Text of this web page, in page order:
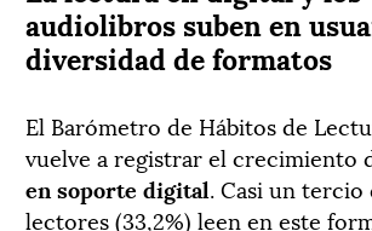
audiolibros suben en
diversidad de formatos
El Barómetro de Hábitos de
vuelve a registrar el crecimiento
en soporte digital. Casi un tercio
lectores (33,2%) leen en este